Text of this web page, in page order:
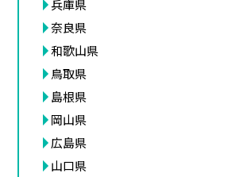
兵庫県
奈良県
和歌山県
鳥取県
島根県
岡山県
広島県
山口県